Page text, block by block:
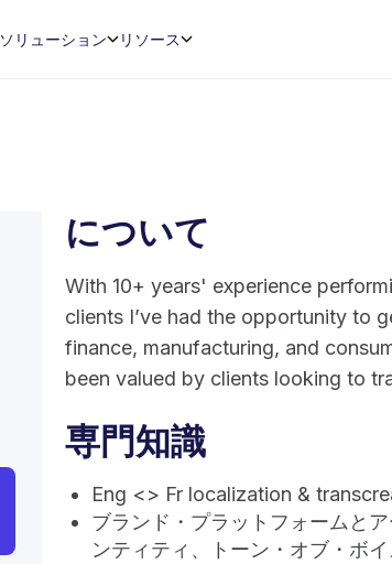
ソリューション リソース
について
With 10+ years' experience
clients I’ve had the opportunity to
finance, manufacturing, and
been valued by clients looking to
専門知識
Eng <> Fr localization &
ブランド・プラットフォームと
ンティティ、トーン・オブ・ボイ